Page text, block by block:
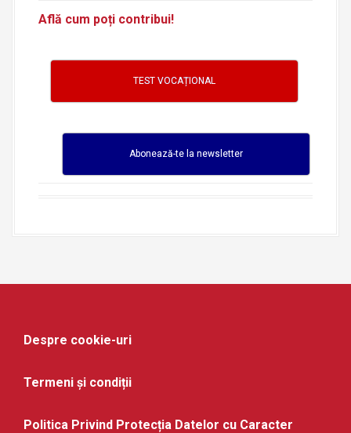
Află cum poți contribui!
TEST VOCAȚIONAL
Abonează-te la newsletter
Despre cookie-uri
Termeni și condiții
Politica Privind Protecția Datelor cu Caracter